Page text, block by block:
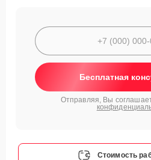
Бесплатная
Отправляя, Вы
Стоимость